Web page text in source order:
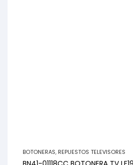
BOTONERAS, REPUESTOS TELEVISORES